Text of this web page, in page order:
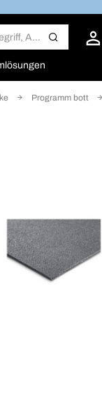
Programm bott